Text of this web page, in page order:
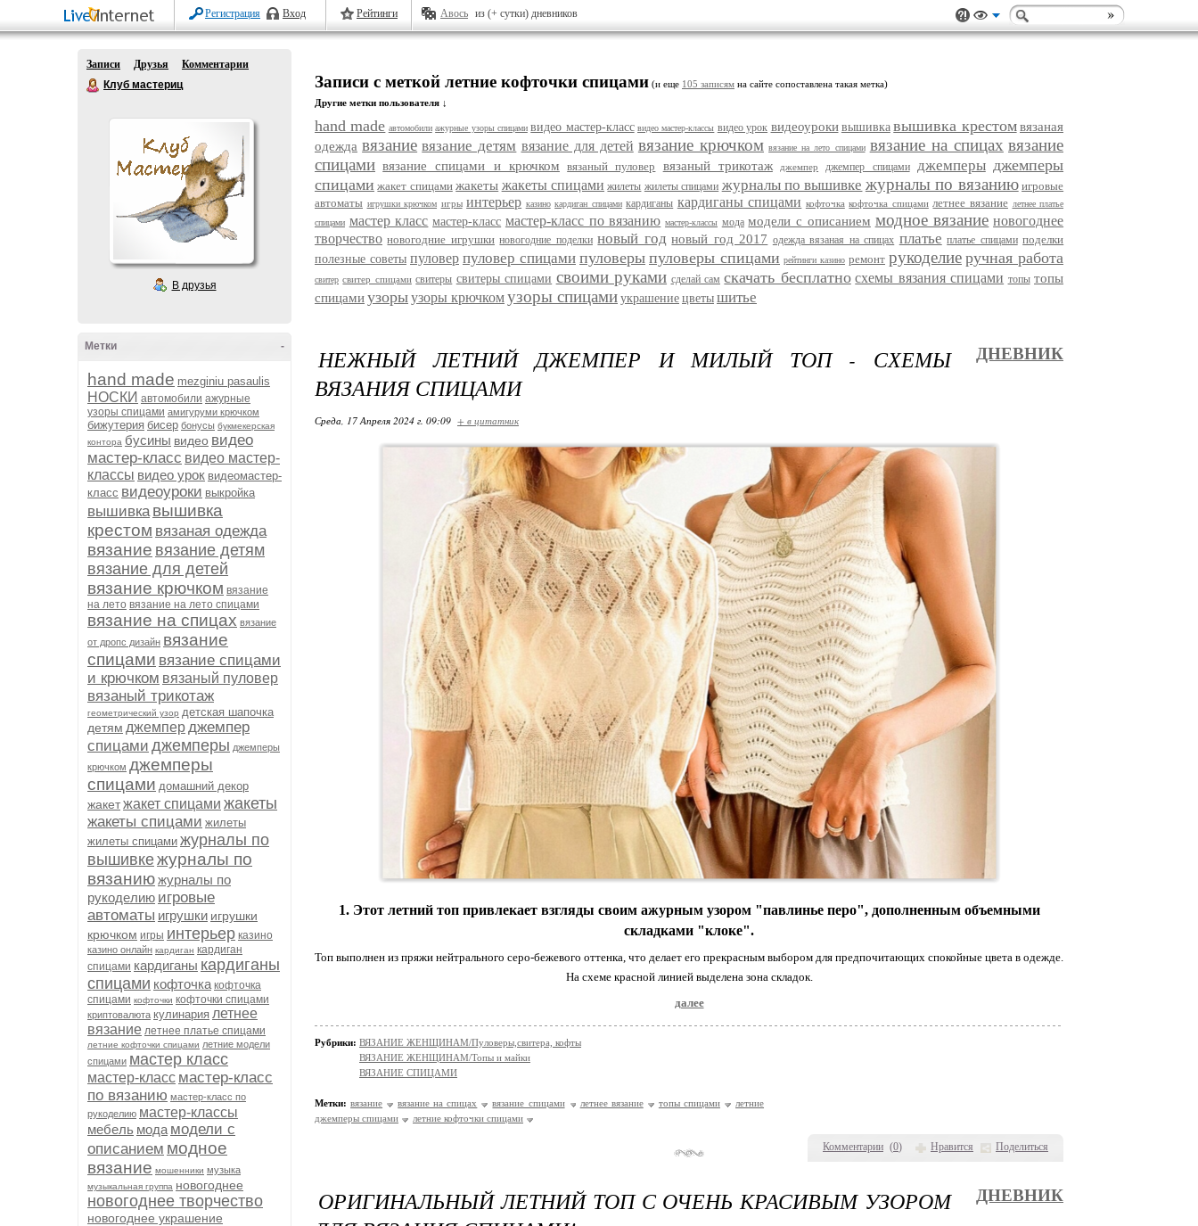
Регистрация Вход Рейтинги Авось из (+ сутки) дневников
Записи Друзья
Комментарии
Клуб мастериц
В друзья
-
Метки
hand made mezginiu pasaulis
НОСКИ автомобили ажурные
узоры спицами амигуруми крючком
бижутерия бисер бонусы букмекерская
контора бусины видео видео
мастер-класс видео мастер-
классы видео урок видеомастер-
класс видеоуроки выкройка
вышивка вышивка
крестом вязаная одежда
вязание вязание детям
вязание для детей
вязание крючком вязание
на лето вязание на лето спицами
вязание на спицах вязание
от дропс дизайн вязание
спицами вязание спицами
и крючком вязаный пуловер
вязаный трикотаж
геометрический узор детская шапочка
детям джемперджемпер
спицами джемперы джемперы
крючком джемперы
спицами домашний декор
жакетжакет спицами жакеты
жакеты спицами жилеты
жилеты спицами журналы по
вышивкежурналы по
вязаниюжурналы по
рукоделию игровые
автоматы игрушки игрушки
крючком игры интерьер казино
казино онлайн кардиган кардиган
спицами кардиганы кардиганы
спицами кофточка кофточка
спицами кофточки кофточки спицами
криптовалюта кулинария летнее
вязание летнее платье спицами
летние кофточки спицами летние модели
спицами мастер класс
мастер-класс мастер-класс
по вязанию мастер-класс по
рукоделию мастер-классы
мебель мода модели с
описанием модное
вязание мошенники музыка
музыкальная группа новогоднее
новогоднее творчество
новогоднее украшение
Записи с меткой летние кофточки спицами (и еще 105 записям на сайте сопоставлена такая метка)
Другие метки пользователя ↓
hand made автомобили ажурные узоры спицами видео мастер-класс видео мастер-классы видео урок видеоуроки вышивка вышивка крестом вязаная
одежда вязание вязание детям вязание для детей вязание крючком вязание на лето спицами вязание на спицах вязание
спицами вязание спицами и крючком вязаный пуловер вязаный трикотаж джемпер джемпер спицами джемперы джемперы
спицами жакет спицами жакеты жакеты спицами жилеты жилеты спицами журналы по вышивке журналы по вязанию игровые
автоматы игрушки крючком игры интерьер казино кардиган спицами кардиганы кардиганы спицами кофточка кофточка спицами летнее вязание летнее платье
спицами мастер класс мастер-класс мастер-класс по вязанию мастер-классы мода модели с описанием модное вязание новогоднее
творчество новогодние игрушки новогодние поделки новый год новый год 2017 одежда вязаная на спицах платье платье спицами поделки
полезные советы пуловер пуловер спицами пуловеры пуловеры спицами рейтинги казино ремонт рукоделие ручная работа
свитер свитер спицами свитеры свитеры спицами своими руками сделай сам скачать бесплатно схемы вязания спицами топы топы
спицамиузорыузоры крючкомузоры спицами украшение цветы шитье
Комментарии (0) Нравится Поделиться
НЕЖНЫЙ ЛЕТНИЙ ДЖЕМПЕР И МИЛЫЙ ТОП - СХЕМЫ
ВЯЗАНИЯ СПИЦАМИ
ДНЕВНИК
Среда, 17 Апреля 2024 г. 09:09 + в цитатник
1. Этот летний топ привлекает взгляды своим ажурным узором "павлинье перо", дополненным объемными
складками "клоке".
Топ выполнен из пряжи нейтрального серо-бежевого оттенка, что делает его прекрасным выбором для предпочитающих спокойные цвета в одежде.
На схеме красной линией выделена зона складок.
далее
Рубрики: ВЯЗАНИЕ ЖЕНЩИНАМ/Пуловеры,свитера, кофты
ВЯЗАНИЕ ЖЕНЩИНАМ/Топы и майки
ВЯЗАНИЕ СПИЦАМИ
Метки: вязание вязание на спицах вязание спицами летнее вязание топы спицами
летние
джемперы спицами
летние кофточки спицами
ОРИГИНАЛЬНЫЙ ЛЕТНИЙ ТОП С ОЧЕНЬ КРАСИВЫМ УЗОРОМ
ДНЕВНИК